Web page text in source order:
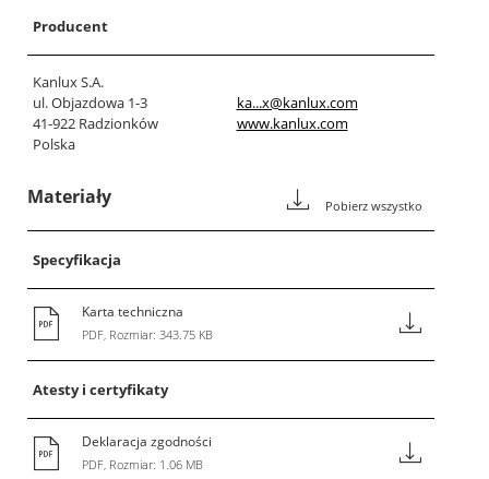
Producent
Kanlux S.A.
ul. Objazdowa 1-3
41-922 Radzionków
Polska
ka...x@kanlux.com
www.kanlux.com
Materiały Pobierz wszystko
Specyfikacja
Karta techniczna
PDF, Rozmiar: 343.75 KB
Atesty i certyfikaty
Deklaracja zgodności
PDF, Rozmiar: 1.06 MB